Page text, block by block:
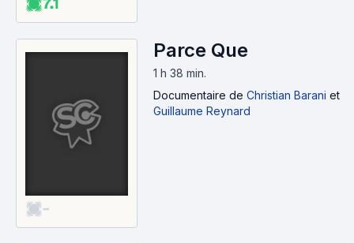
7.1
-
Parce Que
1 h 38 min.
Documentaire de Christian Barani et
Guillaume Reynard